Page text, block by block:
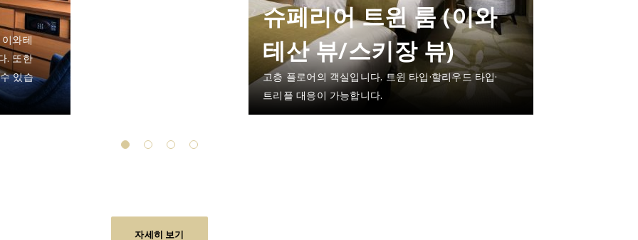
와테
. 또한
있습
슈페리어 트윈 룸 (이와
테산 뷰/스키장 뷰)
고층 플로어의 객실입니다. 트윈 타입·할리우드 타입·
트리플 대응이 가능합니다.
자세히 보기